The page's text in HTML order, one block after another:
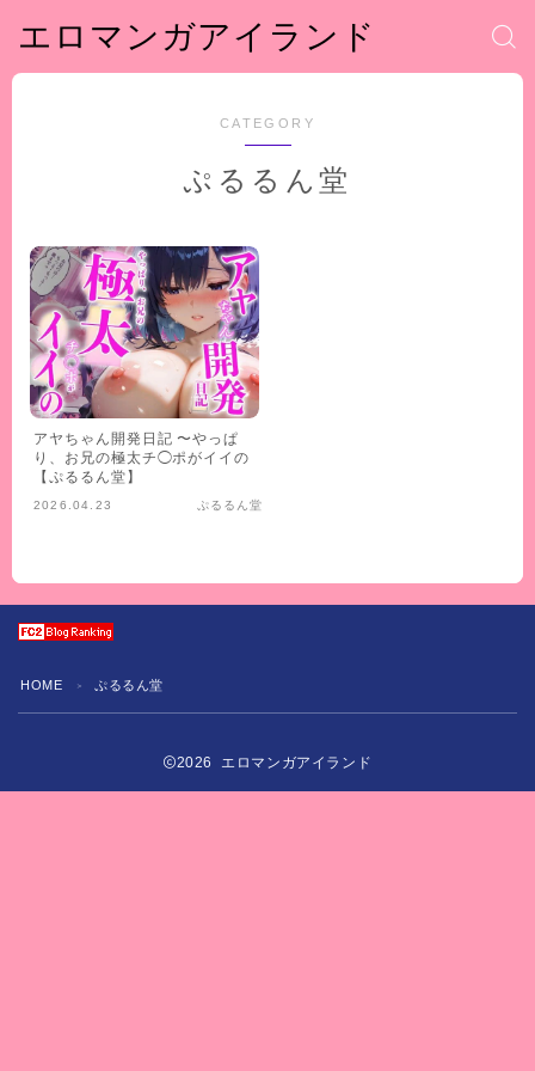
エロマンガアイランド
CATEGORY
ぷるるん堂
アヤちゃん開発日記 〜やっぱ
り、お兄の極太チ◯ポがイイの
【ぷるるん堂】
2026.04.23 ぷるるん堂
HOME ＞ ぷるるん堂
2026 エロマンガアイランド